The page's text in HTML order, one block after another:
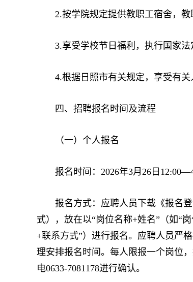
2.按学院规定提供教职工宿舍，教
3.享受学校节日福利，执行国家法
4.根据日照市有关规定，享受有关
四、招聘报名时间及流程
（一）个人报名
报名时间：2026年3月26日12:00—4
报名方式：应聘人员下载《报名登
式），放在以“岗位名称+姓名”（如“
+联系方式”）进行报名。应聘人员严
理安排报名时间。每人限报一个岗位
电0633-7081178进行确认。